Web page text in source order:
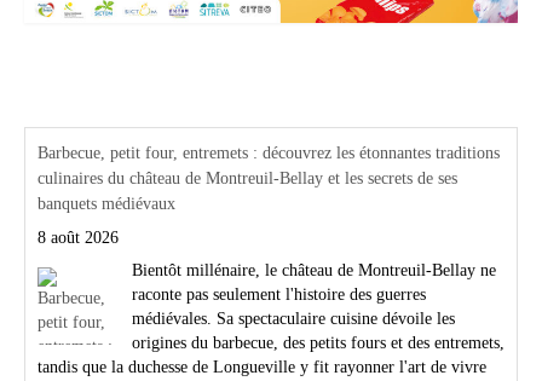
Barbecue, petit four, entremets : découvrez les étonnantes traditions
culinaires du château de Montreuil-Bellay et les secrets de ses
banquets médiévaux
8 août 2026
Bientôt millénaire, le château de Montreuil-Bellay ne
raconte pas seulement l'histoire des guerres
médiévales. Sa spectaculaire cuisine dévoile les
origines du barbecue, des petits fours et des entremets,
tandis que la duchesse de Longueville y fit rayonner l'art de vivre